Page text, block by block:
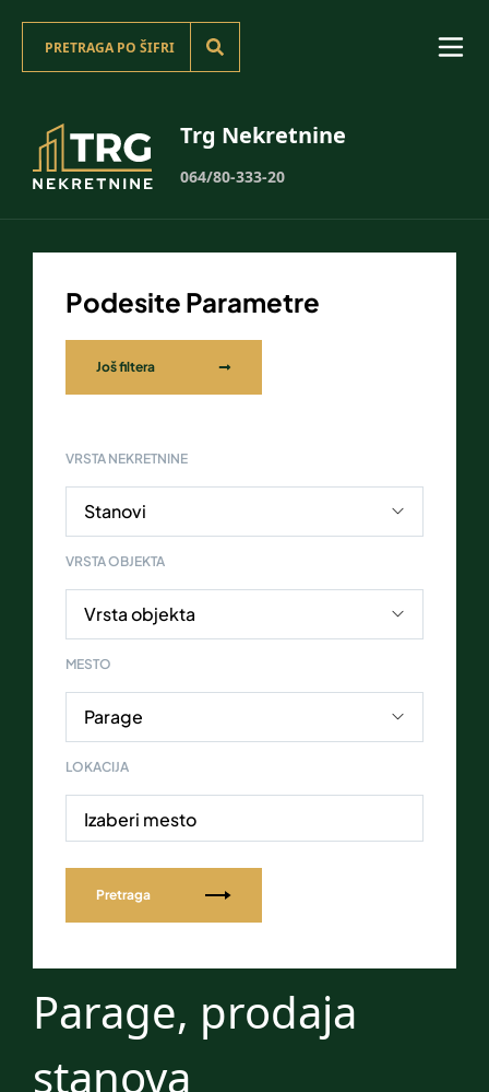
Trg Nekretnine
064/80-333-20
Podesite Parametre
Još filtera
VRSTA NEKRETNINE
VRSTA OBJEKTA
MESTO
LOKACIJA
Izaberi mesto
Pretraga
Parage, prodaja
stanova